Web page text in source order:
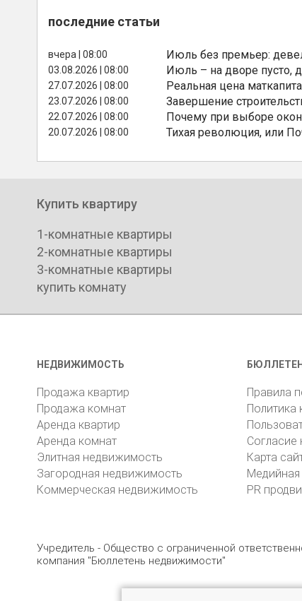
последние статьи
вчера | 08:00 Июль без премьер:
03.08.2026 | 08:00 Июль – на дворе пусто,
27.07.2026 | 08:00 Реальная цена
23.07.2026 | 08:00 Завершение
22.07.2026 | 08:00 Почему при выборе
20.07.2026 | 08:00 Тихая революция, или
Купить квартиру
1-комнатные квартиры
2-комнатные квартиры
3-комнатные квартиры
купить комнату
НЕДВИЖИМОСТЬ
Продажа квартир
Продажа комнат
Аренда квартир
Аренда комнат
Элитная недвижимость
Загородная недвижимость
Коммерческая недвижимость
Правила
Политика
Согласие
Карта
Медийная
PR
Учредитель - Общество с ограниченной
компания "Бюллетень недвижимости"